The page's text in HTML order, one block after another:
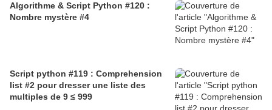
Algorithme & Script Python #120 :
Nombre mystère #4
Script python #119 : Comprehension
list #2 pour dresser une liste des
multiples de 9 ≤ 999